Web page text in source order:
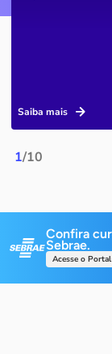
1/10
Saiba mais
Confira
Sebrae.
Acesse o Portal